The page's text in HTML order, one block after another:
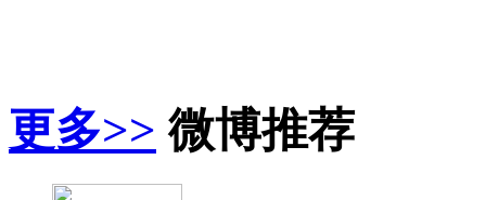
更多>> 微博推荐